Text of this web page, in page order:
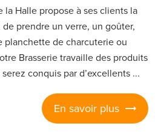
la Halle propose à ses clients la
prendre un verre, un goûter,
planchette de charcuterie ou
Brasserie travaille des produits
conquis par d’excellents ...
En savoir plus